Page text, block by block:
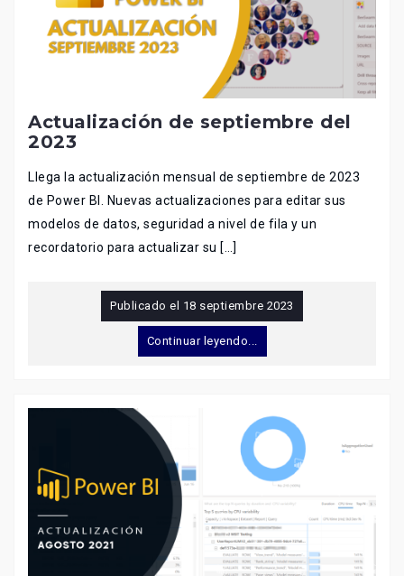
Actualización de septiembre del
2023
Llega la actualización mensual de septiembre de 2023
de Power BI. Nuevas actualizaciones para editar sus
modelos de datos, seguridad a nivel de fila y un
recordatorio para actualizar su […]
Publicado el 18 septiembre 2023
Continuar leyendo...